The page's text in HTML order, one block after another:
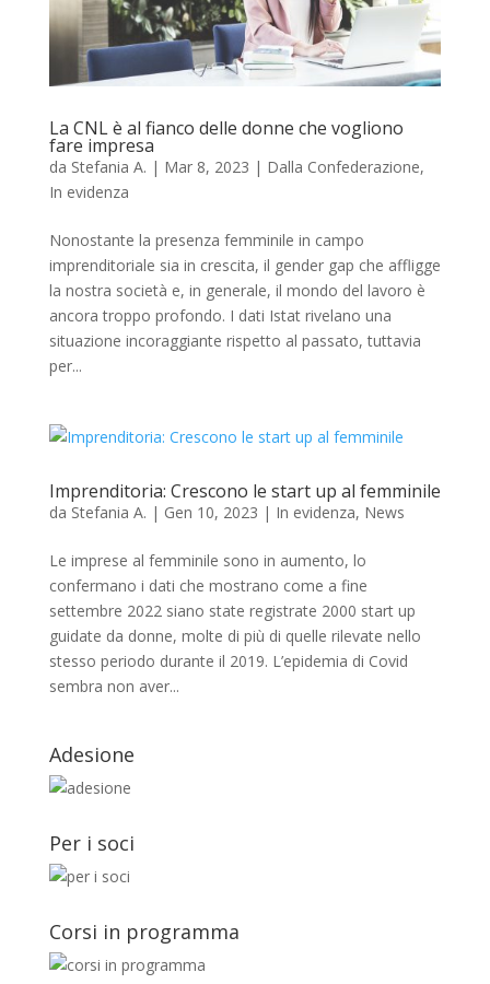
La CNL è al fianco delle donne che vogliono
fare impresa
da Stefania A. | Mar 8, 2023 | Dalla Confederazione,
In evidenza
Nonostante la presenza femminile in campo
imprenditoriale sia in crescita, il gender gap che affligge
la nostra società e, in generale, il mondo del lavoro è
ancora troppo profondo. I dati Istat rivelano una
situazione incoraggiante rispetto al passato, tuttavia
per...
Imprenditoria: Crescono le start up al femminile
da Stefania A. | Gen 10, 2023 | In evidenza, News
Le imprese al femminile sono in aumento, lo
confermano i dati che mostrano come a fine
settembre 2022 siano state registrate 2000 start up
guidate da donne, molte di più di quelle rilevate nello
stesso periodo durante il 2019. L’epidemia di Covid
sembra non aver...
Adesione
Per i soci
Corsi in programma